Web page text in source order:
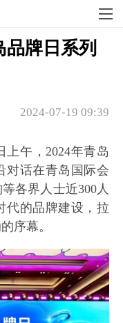
品牌日系列
2024-07-19 09:39
午，2024年青岛
对话在青岛国际会
各界人士近300人
代的品牌建设，拉
序幕。